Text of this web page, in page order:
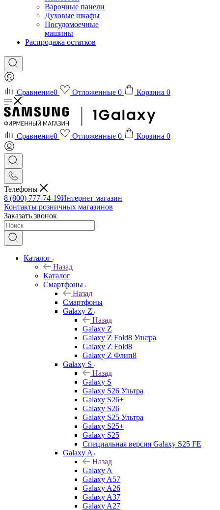
Варочные панели
Духовые шкафы
Посудомоечные
машины
Распродажа остатков
Сравнение0 Отложенные 0 Корзина 0
Сравнение0 Отложенные 0 Корзина 0
Телефоны
8 (800) 777-74-19Интернет магазин
Контакты розничных магазинов
Заказать звонок
Каталог
Назад
Каталог
Смартфоны
Назад
Смартфоны
Galaxy Z
Назад
Galaxy Z
Galaxy Z Fold8 Ультра
Galaxy Z Fold8
Galaxy Z Флип8
Galaxy S
Назад
Galaxy S
Galaxy S26 Ультра
Galaxy S26+
Galaxy S26
Galaxy S25 Ультра
Galaxy S25+
Galaxy S25
Специальная версия Galaxy S25 FE
Galaxy A
Назад
Galaxy A
Galaxy A57
Galaxy A26
Galaxy A37
Galaxy A27